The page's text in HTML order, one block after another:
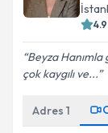
4.9
Beyza
çok kaygılı ve...
Adres 1